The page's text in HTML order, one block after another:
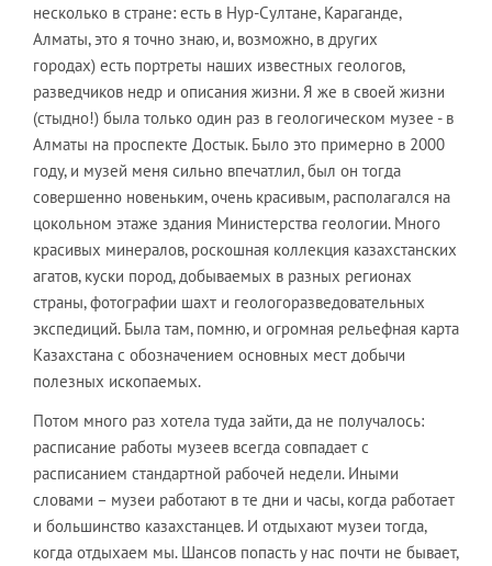
несколько в стране: есть в Нур-Султане, Караганде,
Алматы, это я точно знаю, и, возможно, в других
городах) есть портреты наших известных геологов,
разведчиков недр и описания жизни. Я же в своей жизни
(стыдно!) была только один раз в геологическом музее - в
Алматы на проспекте Достык. Было это примерно в 2000
году, и музей меня сильно впечатлил, был он тогда
совершенно новеньким, очень красивым, располагался на
цокольном этаже здания Министерства геологии. Много
красивых минералов, роскошная коллекция казахстанских
агатов, куски пород, добываемых в разных регионах
страны, фотографии шахт и геологоразведовательных
экспедиций. Была там, помню, и огромная рельефная карта
Казахстана с обозначением основных мест добычи
полезных ископаемых.
Потом много раз хотела туда зайти, да не получалось:
расписание работы музеев всегда совпадает с
расписанием стандартной рабочей недели. Иными
словами – музеи работают в те дни и часы, когда работает
и большинство казахстанцев. И отдыхают музеи тогда,
когда отдыхаем мы. Шансов попасть у нас почти не бывает,